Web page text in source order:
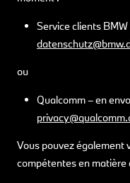
Service clients
ou
Qualcomm – en
Vous pouvez également
compétentes en matière